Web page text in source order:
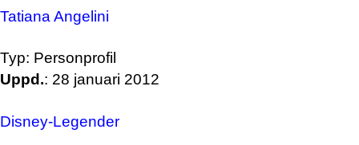
Tatiana Angelini
Typ: Personprofil
Uppd.: 28 januari 2012
Disney-Legender